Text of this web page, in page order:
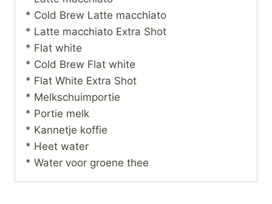
* Cold Brew Latte macchiato
* Latte macchiato Extra Shot
* Flat white
* Cold Brew Flat white
* Flat White Extra Shot
* Melkschuimportie
* Portie melk
* Kannetje koffie
* Heet water
* Water voor groene thee